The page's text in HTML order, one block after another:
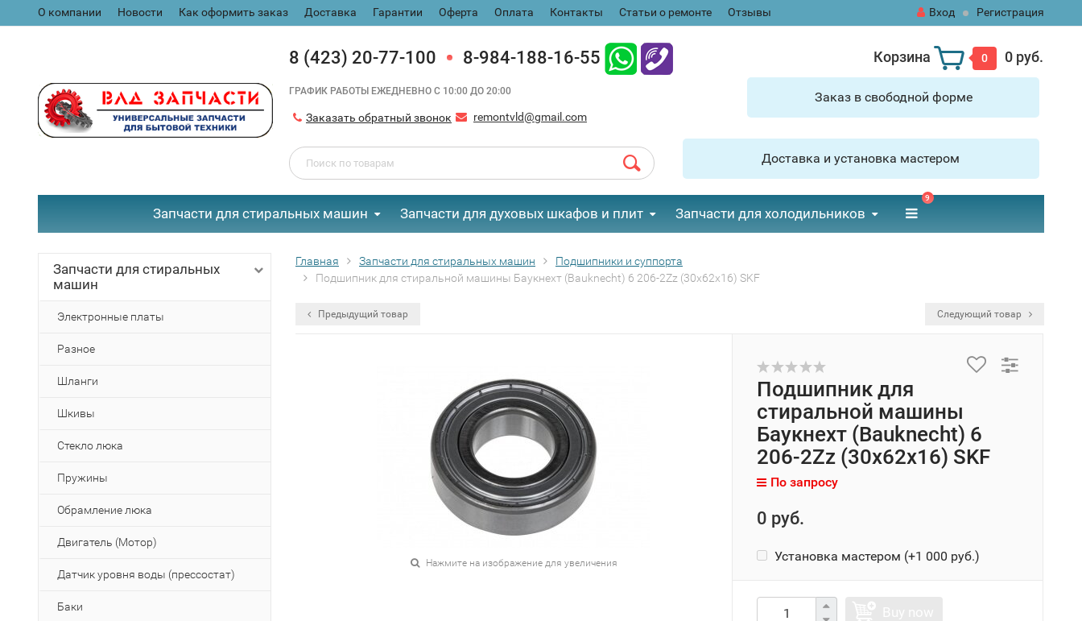
О компании Новости Как оформить заказ Доставка Гарантии Оферта Оплата Контакты Статьи о ремонте Отзывы Вход Регистрация
8 (423) 20-77-100 8-984-188-16-55
ГРАФИК РАБОТЫ ЕЖЕДНЕВНО С 10:00 ДО 20:00
Заказать обратный звонок remontvld@gmail.com
Корзина 0 0 руб.
Заказ в свободной форме
Доставка и установка мастером
Запчасти для стиральных машин Запчасти для духовых шкафов и плит Запчасти для холодильников
9
Запчасти для стиральных
машин
Электронные платы
Разное
Шланги
Шкивы
Стекло люка
Пружины
Обрамление люка
Двигатель (Мотор)
Датчик уровня воды (прессостат)
Баки
Главная Запчасти для стиральных машин
Подшипники и суппорта
Подшипник для стиральной машины Баукнехт (Bauknecht) 6 206-2Zz (30x62x16) SKF
Предыдущий товар Следующий товар
Нажмите на изображение для увеличения
Подшипник для
стиральной машины
Баукнехт (Bauknecht) 6
206-2Zz (30x62x16) SKF
По запросу
0 руб.
Установка мастером (+1 000 руб.)